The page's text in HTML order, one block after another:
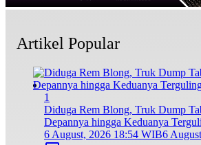
Artikel Popular
1
Diduga Rem Blong, Truk Dump
Depannya hingga Keduanya
6 August, 2026 18:54 WIB6